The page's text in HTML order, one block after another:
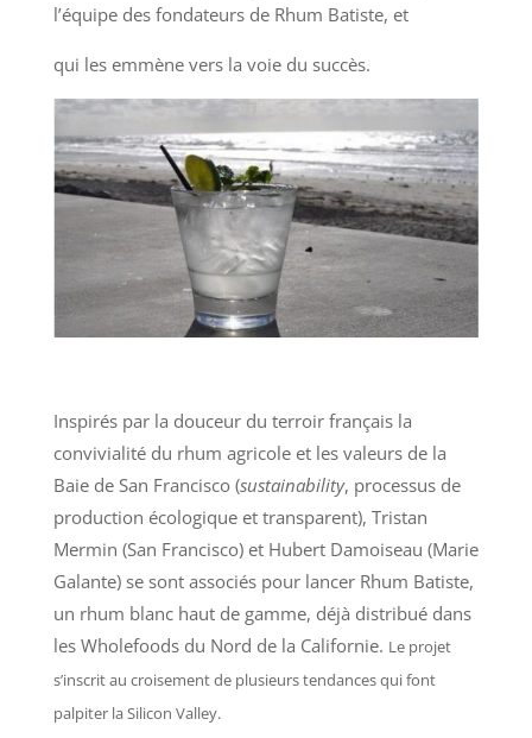
l’équipe des fondateurs de Rhum Batiste, et
qui les emmène vers la voie du succès.
Inspirés par la douceur du terroir français la
convivialité du rhum agricole et les valeurs de la
Baie de San Francisco (sustainability, processus de
production écologique et transparent), Tristan
Mermin (San Francisco) et Hubert Damoiseau (Marie
Galante) se sont associés pour lancer Rhum Batiste,
un rhum blanc haut de gamme, déjà distribué dans
les Wholefoods du Nord de la Californie. Le projet
s’inscrit au croisement de plusieurs tendances qui font
palpiter la Silicon Valley.